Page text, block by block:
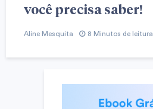
você precisa saber!
Aline Mesquita 8 Minutos de leitura